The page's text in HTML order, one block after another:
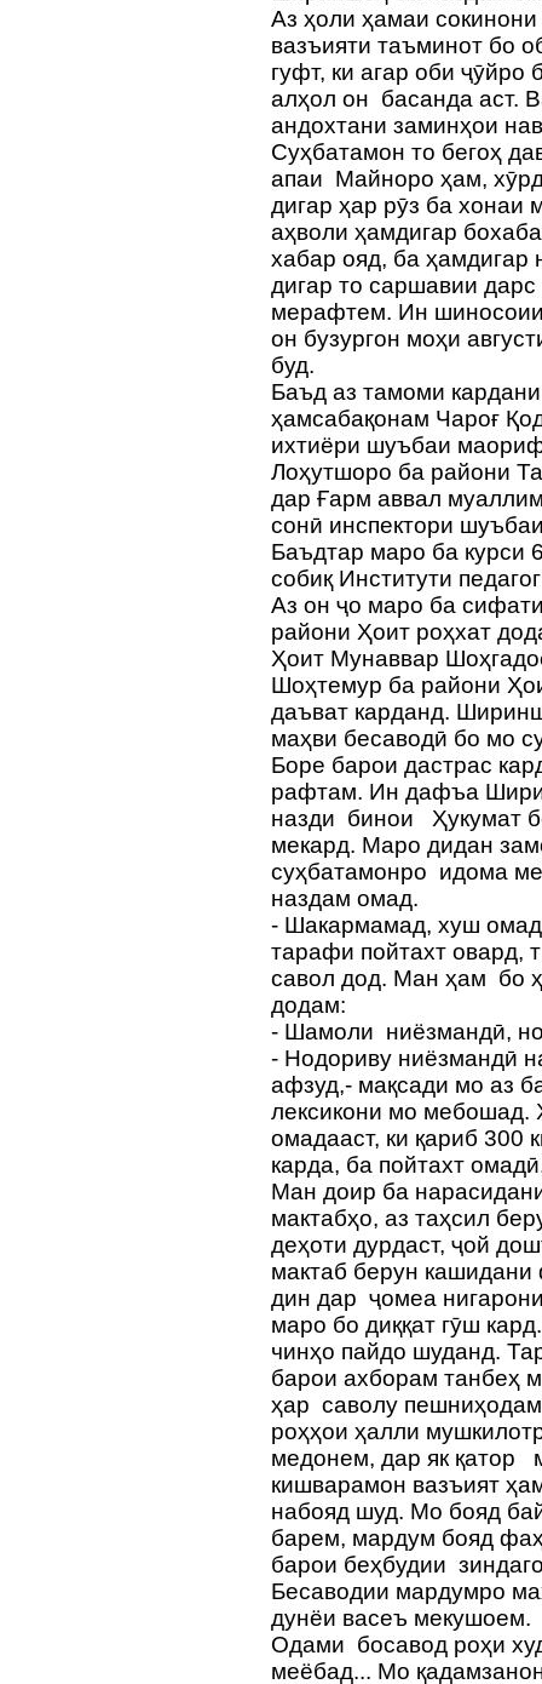
Аз ҳоли ҳамаи
вазъияти таъминот бо
гуфт, ки агар оби
алҳол он басанда аст.
андохтани заминҳои
Суҳбатамон то бегоҳ
апаи Майноро ҳам,
дигар ҳар рӯз ба хонаи
аҳволи ҳамдигар
хабар ояд, ба ҳамдигар
дигар то саршавии
мерафтем. Ин шиносоии
он бузургон моҳи
буд.
Баъд аз тамоми
ҳамсабақонам Чароғ
ихтиёри шуъбаи
Лоҳутшоро ба райони
дар Ғарм аввал
сонӣ инспектори
Баъдтар маро ба курси
собиқ Институти
Аз он ҷо маро ба
райони Ҳоит роҳхат
Ҳоит Мунаввар
Шоҳтемур ба райони
даъват карданд.
маҳви бесаводӣ бо мо
Боре барои дастрас
рафтам. Ин дафъа
назди бинои Ҳукумат
мекард. Маро дидан
суҳбатамонро идома
наздам омад.
- Шакармамад, хуш
тарафи пойтахт овард,
савол дод. Ман ҳам бо
додам:
- Шамоли ниёзмандӣ,
- Нодориву ниёзмандӣ
афзуд,- мақсади мо аз
лексикони мо мебошад.
омадааст, ки қариб 300
карда, ба пойтахт
Ман доир ба
мактабҳо, аз таҳсил
деҳоти дурдаст, ҷой
мактаб берун
дин дар ҷомеа
маро бо диққат гӯш
чинҳо пайдо шуданд.
барои ахборам танбеҳ
ҳар саволу
роҳҳои ҳалли
медонем, дар як қатор
кишварамон вазъият
набояд шуд. Мо бояд
барем, мардум бояд
барои беҳбудии
Бесаводии мардумро
дунёи васеъ мекушоем.
Одами босавод роҳи
меёбад... Мо